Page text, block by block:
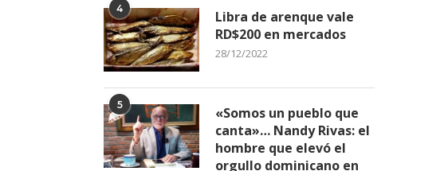
4
Libra de arenque vale
RD$200 en mercados
28/12/2022
5
«Somos un pueblo que
canta»… Nandy Rivas: el
hombre que elevó el
orgullo dominicano en